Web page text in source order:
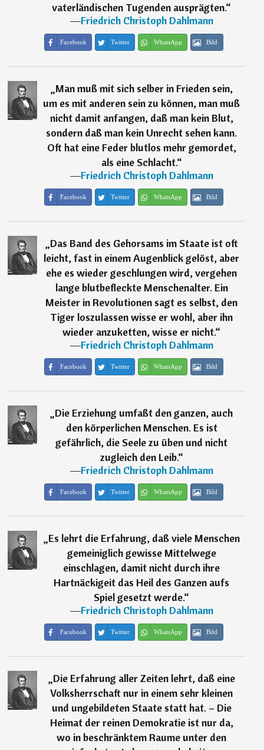
vaterländischen Tugenden ausprägten.“
―Friedrich Christoph Dahlmann
Facebook Twitter WhatsApp Bild
„Man muß mit sich selber in Frieden sein,
um es mit anderen sein zu können, man muß
nicht damit anfangen, daß man kein Blut,
sondern daß man kein Unrecht sehen kann.
Oft hat eine Feder blutlos mehr gemordet,
als eine Schlacht.“
―Friedrich Christoph Dahlmann
Facebook Twitter WhatsApp Bild
„Das Band des Gehorsams im Staate ist oft
leicht, fast in einem Augenblick gelöst, aber
ehe es wieder geschlungen wird, vergehen
lange blutbefleckte Menschenalter. Ein
Meister in Revolutionen sagt es selbst, den
Tiger loszulassen wisse er wohl, aber ihn
wieder anzuketten, wisse er nicht.“
―Friedrich Christoph Dahlmann
Facebook Twitter WhatsApp Bild
„Die Erziehung umfaßt den ganzen, auch
den körperlichen Menschen. Es ist
gefährlich, die Seele zu üben und nicht
zugleich den Leib.“
―Friedrich Christoph Dahlmann
Facebook Twitter WhatsApp Bild
„Es lehrt die Erfahrung, daß viele Menschen
gemeiniglich gewisse Mittelwege
einschlagen, damit nicht durch ihre
Hartnäckigeit das Heil des Ganzen aufs
Spiel gesetzt werde.“
―Friedrich Christoph Dahlmann
Facebook Twitter WhatsApp Bild
„Die Erfahrung aller Zeiten lehrt, daß eine
Volksherrschaft nur in einem sehr kleinen
und ungebildeten Staate statt hat. – Die
Heimat der reinen Demokratie ist nur da,
wo in beschränktem Raume unter den